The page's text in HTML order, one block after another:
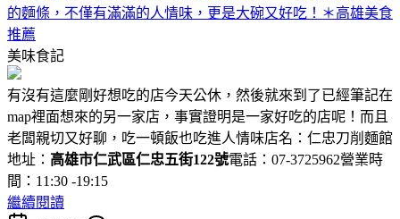
的麵條，不僅有滿滿的人情味，更是大碗又好吃！＊高雄美食
推薦
美味食記
有沒有這麼剛好想吃的店今天公休，然後就來到了已經筆記在
map裡面想來的另一家店，事實證明是一家好吃的店呢！而且
老闆親切又好聊，吃一頓飯也吃進人情味店名：仁忠刀削麵館
地址： 高雄市仁武區仁忠五街122號電話：07-3725962營業時
間：11:30 -19:15
繼續閱讀